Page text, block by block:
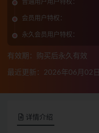
普通用户用户特权：
会员用户特权：
永久会员用户特权：
有效期：购买后永久有效
最近更新：2026年06月02日
详情介绍